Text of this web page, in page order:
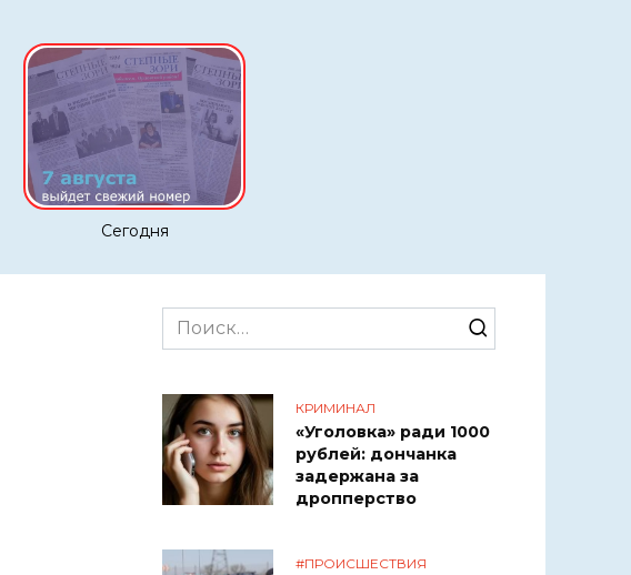
Сегодня
Search
for:
КРИМИНАЛ
«Уголовка» ради 1000
рублей: дончанка
задержана за
дропперство
#ПРОИСШЕСТВИЯ